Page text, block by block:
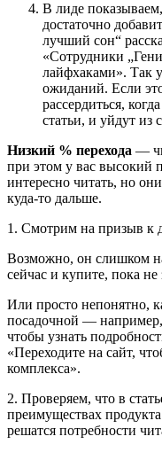
В лиде
достаточно
лучший сон“
«Сотрудники
лайфхаками». Так
ожиданий. Если
рассердиться,
статьи, и уйдут из
Низкий % перехода —
при этом у вас высокий
интересно читать, но
куда-то дальше.
1. Смотрим на призыв к
Возможно, он слишком
сейчас и купите, пока
Или просто непонятно,
посадочной —
чтобы узнать
«Переходите на сайт,
комплекса».
2. Проверяем, что в
преимуществах
решатся потребности